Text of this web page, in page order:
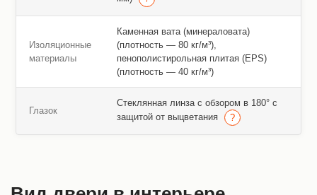
Изоляционные
материалы
Каменная вата (минераловата)
(плотность — 80 кг/м³),
пенополистирольная плитая (EPS)
(плотность — 40 кг/м³)
Глазок
Стеклянная линза с обзором в 180° с
защитой от выцветания